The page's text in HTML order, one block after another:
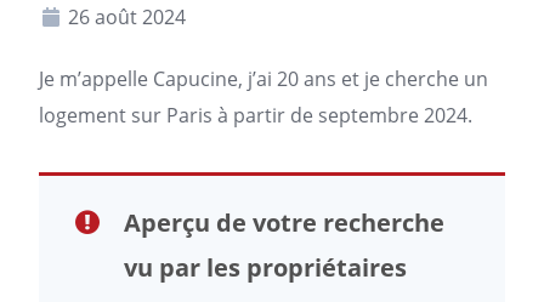
26 août 2024
Je m’appelle Capucine, j’ai 20 ans et je cherche un
logement sur Paris à partir de septembre 2024.
Aperçu de votre recherche
vu par les propriétaires